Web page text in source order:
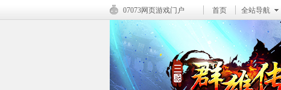
07073网页游戏门户 首页 全站导航